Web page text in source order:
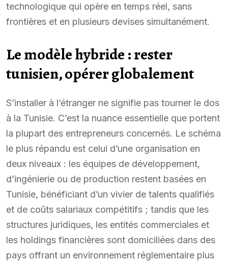
technologique qui opère en temps réel, sans
frontières et en plusieurs devises simultanément.
Le modèle hybride : rester
tunisien, opérer globalement
S’installer à l’étranger ne signifie pas tourner le dos
à la Tunisie. C’est la nuance essentielle que portent
la plupart des entrepreneurs concernés. Le schéma
le plus répandu est celui d’une organisation en
deux niveaux : les équipes de développement,
d’ingénierie ou de production restent basées en
Tunisie, bénéficiant d’un vivier de talents qualifiés
et de coûts salariaux compétitifs ; tandis que les
structures juridiques, les entités commerciales et
les holdings financières sont domiciliées dans des
pays offrant un environnement réglementaire plus